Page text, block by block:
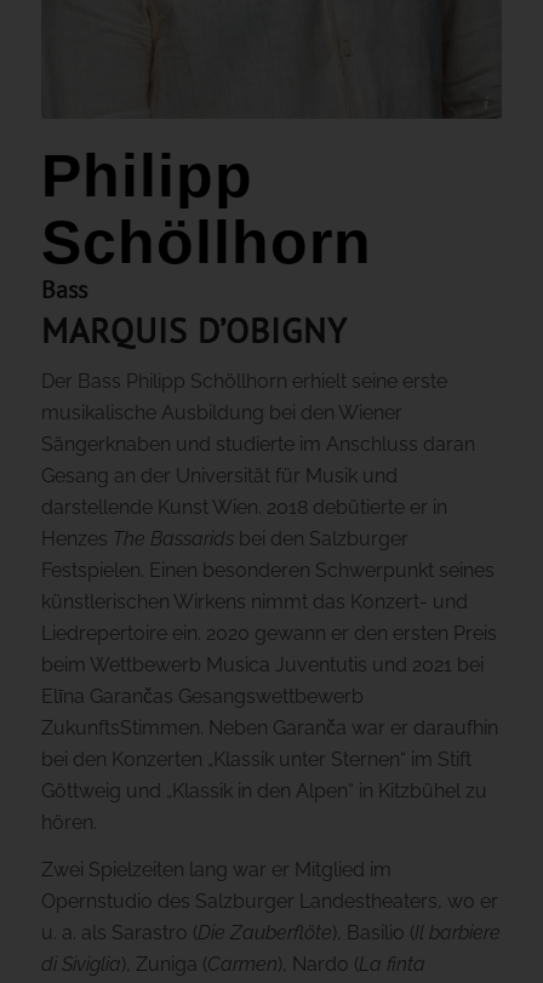
Philipp
Schöllhorn
Bass
MARQUIS D’OBIGNY
Der Bass Philipp Schöllhorn erhielt seine erste
musikalische Ausbildung bei den Wiener
Sängerknaben und studierte im Anschluss daran
Gesang an der Universität für Musik und
darstellende Kunst Wien. 2018 debütierte er in
Henzes The Bassarids bei den Salzburger
Festspielen. Einen besonderen Schwerpunkt seines
künstlerischen Wirkens nimmt das Konzert- und
Liedrepertoire ein. 2020 gewann er den ersten Preis
beim Wettbewerb Musica Juventutis und 2021 bei
Elīna Garančas Gesangswettbewerb
ZukunftsStimmen. Neben Garanča war er daraufhin
bei den Konzerten „Klassik unter Sternen“ im Stift
Göttweig und „Klassik in den Alpen“ in Kitzbühel zu
hören.
Zwei Spielzeiten lang war er Mitglied im
Opernstudio des Salzburger Landestheaters, wo er
u. a. als Sarastro (Die Zauberflöte), Basilio (Il barbiere
di Siviglia), Zuniga (Carmen), Nardo (La finta